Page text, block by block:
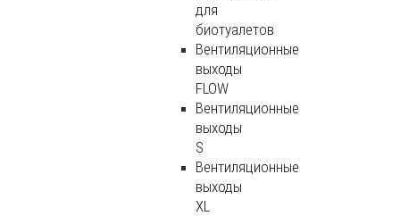
для
биотуалетов
Вентиляционные
выходы
FLOW
Вентиляционные
выходы
S
Вентиляционные
выходы
XL